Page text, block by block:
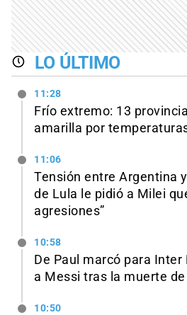
LO ÚLTIMO
11:28
Frío extremo: 13
amarilla por
11:06
Tensión entre Argentina
de Lula le pidió a Milei
agresiones”
10:58
De Paul marcó para
a Messi tras la muerte
10:50